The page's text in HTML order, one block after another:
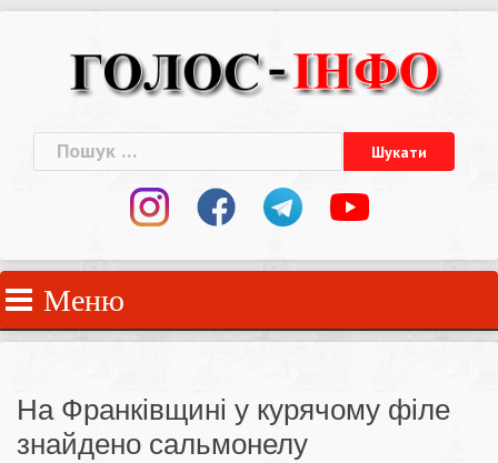
Пошук:
Меню
На Франківщині у курячому філе
знайдено сальмонелу